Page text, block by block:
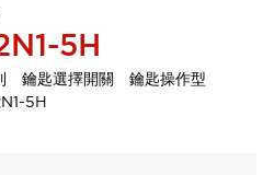
5H
鑰匙選擇開關 鑰匙操作型
5H